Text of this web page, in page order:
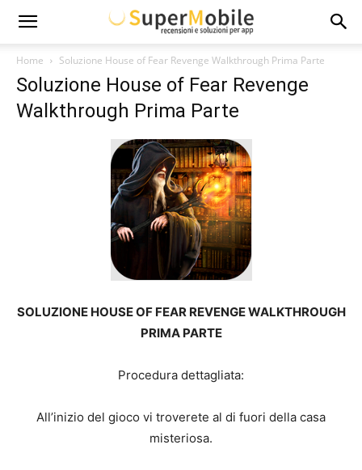
Super
Mobile
Home Soluzione House of Fear Revenge Walkthrough Prima Parte
Soluzione House of Fear Revenge
Walkthrough Prima Parte
SOLUZIONE HOUSE OF FEAR REVENGE WALKTHROUGH
PRIMA PARTE
Procedura dettagliata:
All’inizio del gioco vi troverete al di fuori della casa
misteriosa.